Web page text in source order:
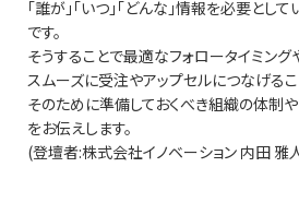
「誰が」「いつ」「どんな」情報を必要と
です。
そうすることで最適なフォロータイミン
スムーズに受注やアップセルにつなげるこ
そのために準備しておくべき組織の体制
をお伝えします。
(登壇者:株式会社イノベーション 内田 雅